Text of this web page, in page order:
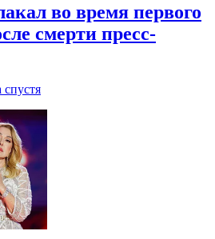
во время первого
смерти пресс-
спустя